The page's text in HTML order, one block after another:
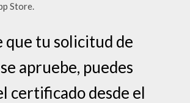
Store.
que tu solicitud de
apruebe, puedes
certificado desde el